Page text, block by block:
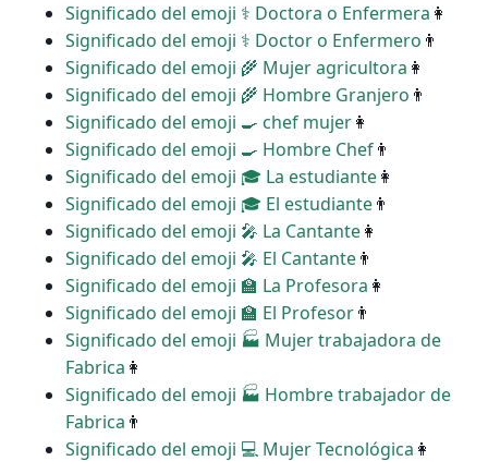
Significado del emoji ‍⚕️ Doctora o Enfermera 👩
Significado del emoji ‍⚕️ Doctor o Enfermero 👨
Significado del emoji ‍🌾 Mujer agricultora 👩
Significado del emoji ‍🌾 Hombre Granjero 👨
Significado del emoji ‍🍳 chef mujer👩
Significado del emoji ‍🍳 Hombre Chef👨
Significado del emoji ‍🎓 La estudiante👩
Significado del emoji ‍🎓 El estudiante👨
Significado del emoji ‍🎤 La Cantante👩
Significado del emoji ‍🎤 El Cantante👨
Significado del emoji ‍🏫 La Profesora 👩
Significado del emoji ‍🏫 El Profesor👨
Significado del emoji ‍🏭 Mujer trabajadora de
Fabrica 👩
Significado del emoji ‍🏭 Hombre trabajador de
Fabrica 👨
Significado del emoji ‍💻 Mujer Tecnológica 👩